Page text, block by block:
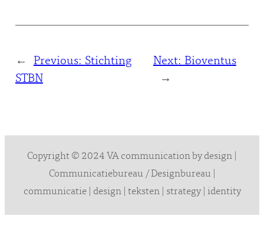
← Previous: Stichting
STBN
Next: Bioventus
→
Copyright © 2024 VA communication by design |
Communicatiebureau / Designbureau |
communicatie | design | teksten | strategy | identity